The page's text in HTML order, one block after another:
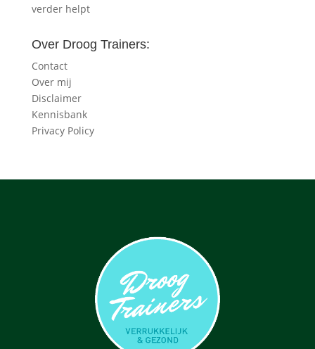
verder helpt
Over Droog Trainers:
Contact
Over mij
Disclaimer
Kennisbank
Privacy Policy